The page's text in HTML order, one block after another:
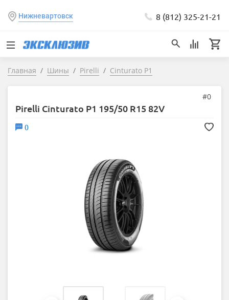
Нижневартовск 8 (812) 325-21-21
Главная Шины Pirelli Cinturato P1
#0
Pirelli Cinturato P1 195/50 R15 82V
0